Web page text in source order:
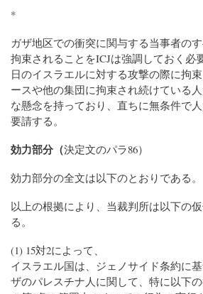
*
ガザ地区での衝突に関与する当事者の
拘束されることをICJは強調しておく必
日のイスラエルに対する攻撃の際に拘
ースや他の集団に拘束され続けている
な懸念を持っており、直ちに無条件で
要請する。
効力部分（決定文のパラ86）
効力部分の全文は以下のとおりである。
以上の根拠により、当裁判所は以下の
る。
(1) 15対2によって、
イスラエル国は、ジェノサイド条約に
ザのパレスチナ人に関して、特に以下